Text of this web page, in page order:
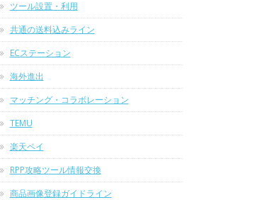
ツール設置・利用
共通の送料込みライン
ECステーション
海外進出
マッチング・コラボレーション
TEMU
楽天ペイ
RPP攻略ツール情報交換
商品画像登録ガイドライン